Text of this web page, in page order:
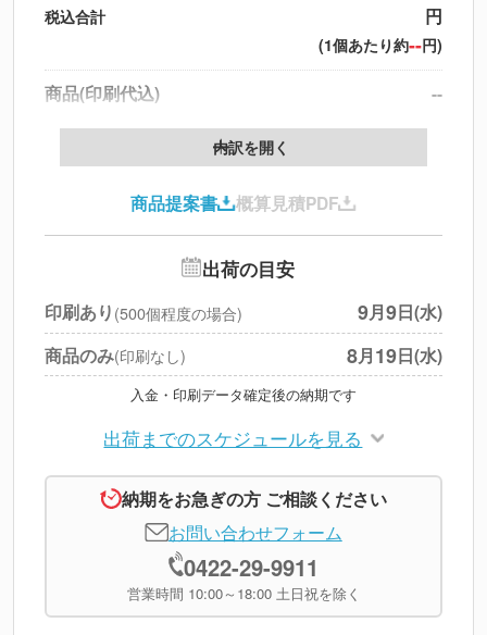
税込合計 円
(1個あたり約--円)
商品(印刷代込)
--
データ配置料
印刷代
北海道・沖縄・離島 別途
円
※上記小計は税別です
内訳を開く
商品提案書 概算見積PDF
出荷の目安
印刷あり (500個程度の場合) 9月9日(水)
商品のみ(印刷なし) 8月19日(水)
入金・印刷データ確定後の納期です
出荷までのスケジュールを見る
納期をお急ぎの方 ご相談ください
お問い合わせフォーム
0422-29-9911
営業時間 10:00～18:00 土日祝を除く